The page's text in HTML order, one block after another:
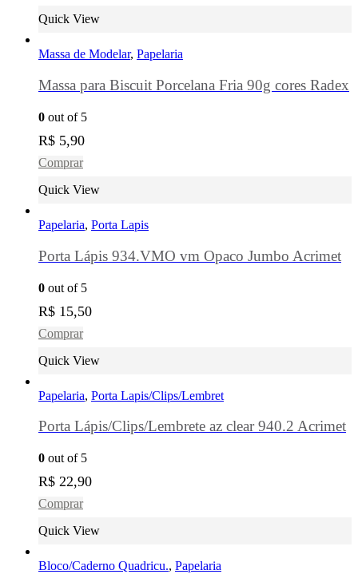
Quick View
Massa de Modelar, Papelaria
Massa para Biscuit Porcelana Fria 90g cores Radex
0 out of 5
R$ 5,90
Comprar
Quick View
Papelaria, Porta Lapis
Porta Lápis 934.VMO vm Opaco Jumbo Acrimet
0 out of 5
R$ 15,50
Comprar
Quick View
Papelaria, Porta Lapis/Clips/Lembret
Porta Lápis/Clips/Lembrete az clear 940.2 Acrimet
0 out of 5
R$ 22,90
Comprar
Quick View
Bloco/Caderno Quadricu., Papelaria